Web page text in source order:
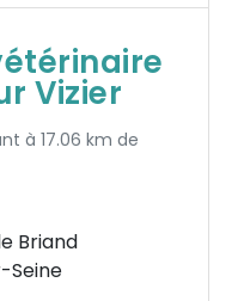
Vizier
à 17.06 km de
Briand
Seine